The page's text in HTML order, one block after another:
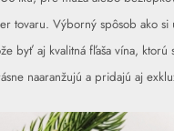
tovaru. Výborný spôsob ako
byť aj kvalitná fľaša vína,
naaranžujú a pridajú aj